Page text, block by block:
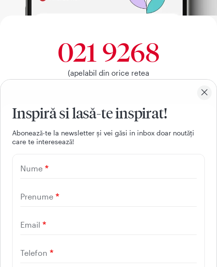
Inspiră si lasă-te inspirat!
Aboneazǎ-te la newsletter și vei gǎsi in inbox doar noutǎți
care te intereseazǎ!
Nume
Prenume
Email
Telefon
021 9268
(apelabil din orice retea
CONTACT
REGINA MARIA